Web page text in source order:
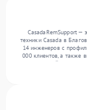
CasadaRemSupport —
техники Casada в
14 инженеров с
000 клиентов, а также
сервисный центр
широким спектром